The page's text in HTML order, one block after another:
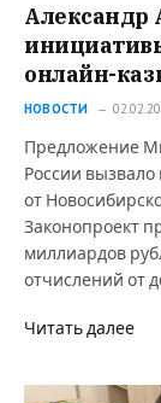
Александр
онлайн-
НОВОСТИ
Предложение
России вызвало
от
Законопроект
миллиардов
отчислений от
Читать далее